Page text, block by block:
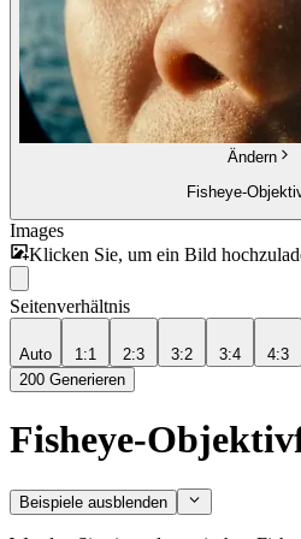
Ändern
Fisheye-
Images
Klicken Sie, um ein Bild
Seitenverhältnis
Auto 1:1 2:3 3:2 3:4 4:3
200 Generieren
Fisheye-
Beispiele ausblenden